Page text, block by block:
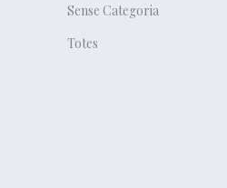
Sense Categoria
Totes